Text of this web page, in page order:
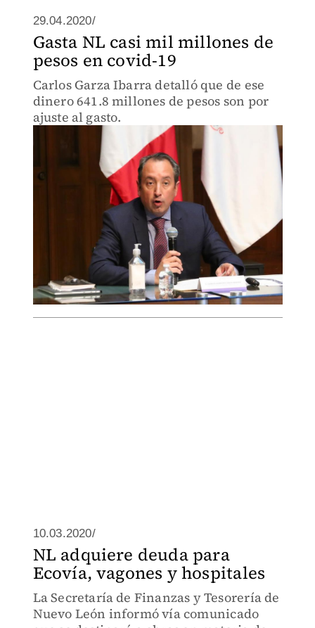
29.04.2020/
Gasta NL casi mil millones de
pesos en covid-19
Carlos Garza Ibarra detalló que de ese
dinero 641.8 millones de pesos son por
ajuste al gasto.
10.03.2020/
NL adquiere deuda para
Ecovía, vagones y hospitales
La Secretaría de Finanzas y Tesorería de
Nuevo León informó vía comunicado